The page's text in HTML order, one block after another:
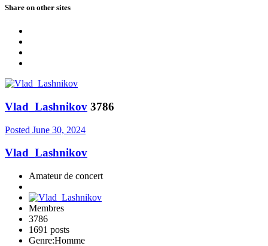
Share on other sites
Vlad_Lashnikov 3786
Posted June 30, 2024
Vlad_Lashnikov
Amateur de concert
Membres
3786
1691 posts
Genre:Homme